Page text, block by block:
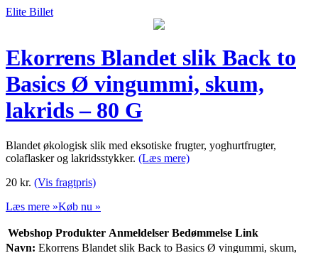
Elite Billet
Ekorrens Blandet slik Back to
Basics Ø vingummi, skum,
lakrids – 80 G
Blandet økologisk slik med eksotiske frugter, yoghurtfrugter,
colaflasker og lakridsstykker. (Læs mere)
20 kr. (Vis fragtpris)
Læs mere »Køb nu »
Webshop Produkter Anmeldelser Bedømmelse Link
Navn: Ekorrens Blandet slik Back to Basics Ø vingummi, skum,